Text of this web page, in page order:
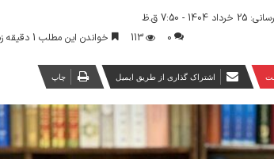
- 7:50 ق.ظ
0
113 خواندن این مطلب 1 دقیقه زمان میبرد
اشتراک گذاری از طریق ایمیل چاپ